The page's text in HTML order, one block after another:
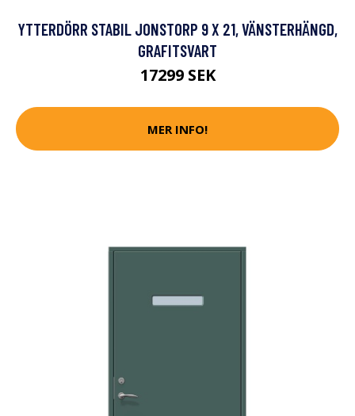
YTTERDÖRR STABIL JONSTORP 9 X 21, VÄNSTERHÄNGD,
GRAFITSVART
17299 SEK
MER INFO!